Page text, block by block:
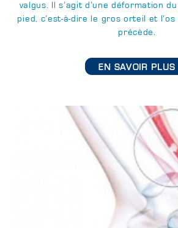
valgus. Il s’agit d’une déformation
pied, c’est-à-dire le gros orteil et
précède.
EN SAVOIR PLUS